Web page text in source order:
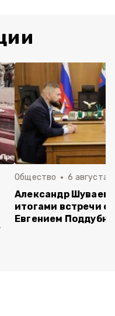
Общество 6 августа ,
Александр Шуваев
итогами встречи с
Евгением